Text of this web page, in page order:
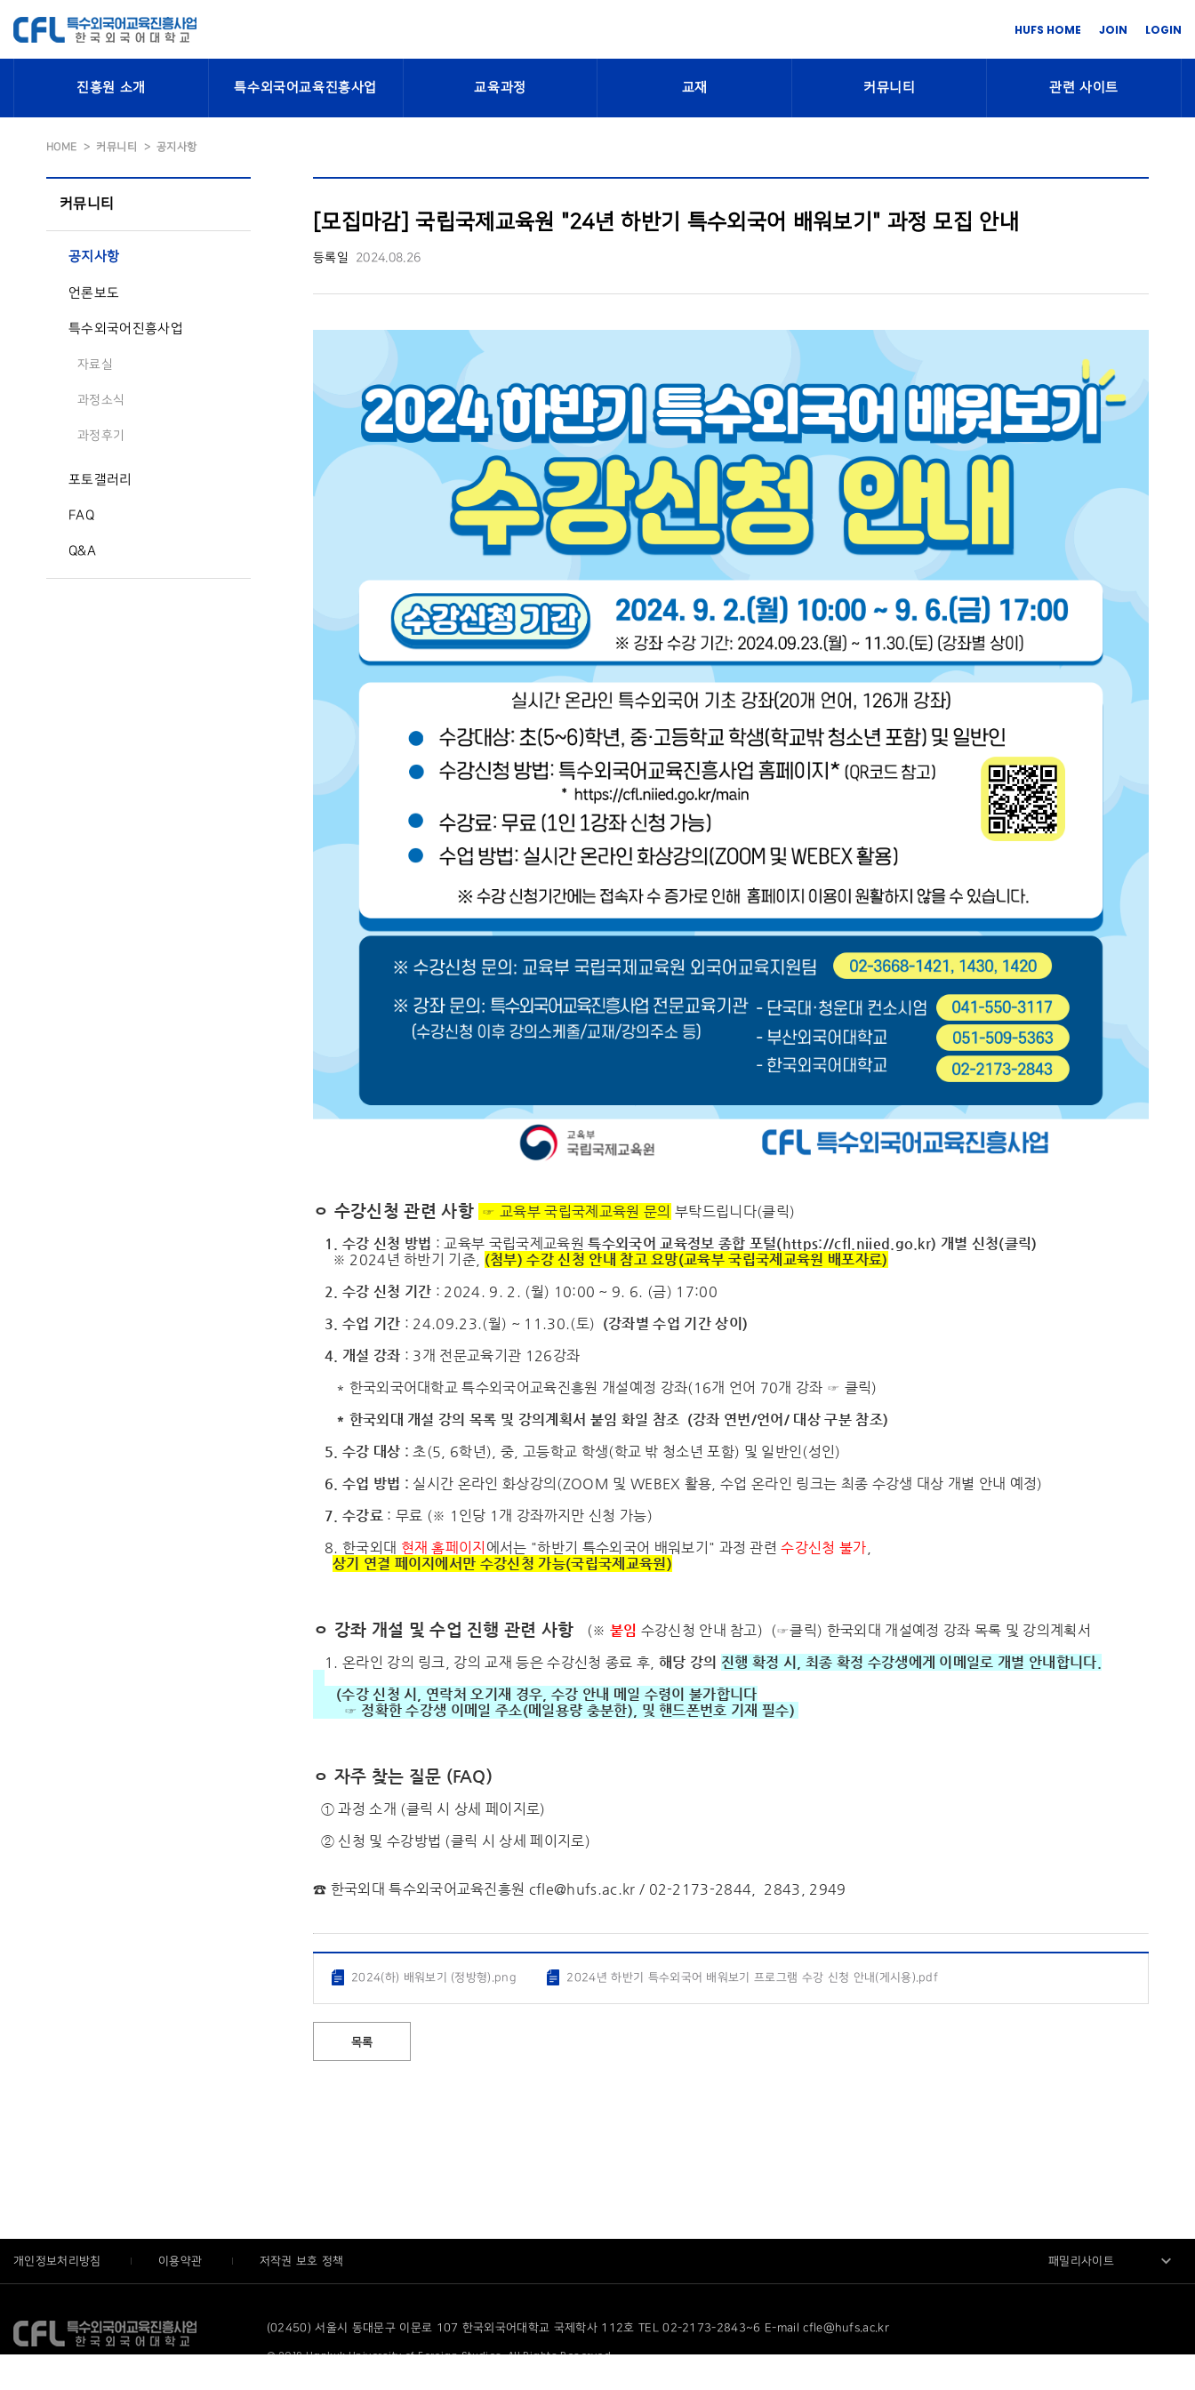
HUFS HOME JOIN LOGIN
진흥원 소개 특수외국어교육진흥사업 교육과정 교재 커뮤니티 관련 사이트
HOME 커뮤니티 공지사항
커뮤니티
공지사항
언론보도
특수외국어진흥사업
자료실
과정소식
과정후기
포토갤러리
FAQ
Q&A
[모집마감] 국립국제교육원 "24년 하반기 특수외국어 배워보기" 과정 모집 안내
등록일 2024.08.26
ㅇ 수강신청 관련 사항 ☞ 교육부 국립국제교육원 문의 부탁드립니다(클릭)
1. 수강 신청 방법 : 교육부 국립국제교육원특수외국어 교육정보 종합 포털(https://cfl.niied.go.kr) 개별 신청(클릭)
※ 2024년 하반기 기준, (첨부) 수강 신청 안내 참고 요망(교육부 국립국제교육원 배포자료)
2. 수강 신청 기간 : 2024. 9. 2. (월) 10:00 ~ 9. 6. (금) 17:00
3. 수업 기간 : 24.09.23.(월) ~ 11.30.(토) (강좌별 수업 기간 상이)
4. 개설 강좌 : 3개 전문교육기관 126강좌
* 한국외국어대학교 특수외국어교육진흥원 개설예정 강좌(16개 언어 70개 강좌 ☞ 클릭)
* 한국외대 개설 강의 목록 및 강의계획서 붙임 화일 참조 (강좌 연번/언어/ 대상 구분 참조)
5. 수강 대상 : 초(5, 6학년), 중, 고등학교 학생(학교 밖 청소년 포함) 및 일반인(성인)
6. 수업 방법 : 실시간 온라인 화상강의(ZOOM 및 WEBEX 활용, 수업 온라인 링크는 최종 수강생 대상 개별 안내 예정)
7. 수강료 : 무료 (※ 1인당 1개 강좌까지만 신청 가능)
8. 한국외대 현재 홈페이지 에서는 "하반기 특수외국어 배워보기" 과정 관련수강신청 불가
상기 연결 페이지에서만 수강신청 가능(국립국제교육원)
ㅇ 강좌 개설 및 수업 진행 관련 사항 (※ 붙임 수강신청 안내 참고)
(☞클릭) 한국외대 개설예정 강좌 목록 및 강의계획서
1. 온라인 강의 링크, 강의 교재 등은 수강신청 종료 후, 해당 강의 진행 확정 시, 최종 확정 수강생에게 이메일로 개별 안내합니다.
(수강 신청 시, 연락처 오기재 경우, 수강 안내 메일 수령이 불가합니다
☞ 정확한 수강생 이메일 주소(메일용량 충분한), 및 핸드폰번호 기재 필수)
ㅇ 자주 찾는 질문 (FAQ)
① 과정 소개 (클릭 시 상세 페이지로)
② 신청 및 수강방법 (클릭 시 상세 페이지로)
☎ 한국외대 특수외국어교육진흥원 cfle@hufs.ac.kr / 02-2173-2844, 2843, 2949
2024(하) 배워보기 (정방형).png 2024년 하반기 특수외국어 배워보기 프로그램 수강 신청 안내(게시용).pdf
목록
개인정보처리방침 이용약관 저작권 보호 정책 패밀리사이트
(02450) 서울시 동대문구 이문로 107 한국외국어대학교 국제학사 112호 TEL 02-2173-2843~6 E-mail cfle@hufs.ac.kr
© 2019 Hankuk University of Foreign Studies. All Rights Reserved.